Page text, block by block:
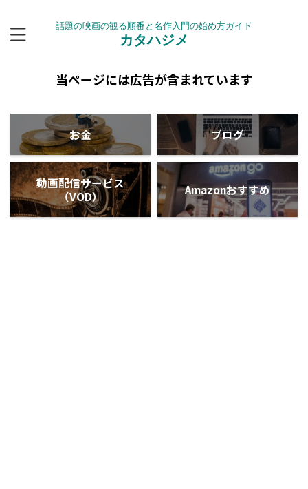
話題の映画の観る順番と名作入門の始め方ガイド
カタハジメ
当ページには広告が含まれています
お金 ブログ
動画配信サービス
（VOD）
Amazonおすすめ